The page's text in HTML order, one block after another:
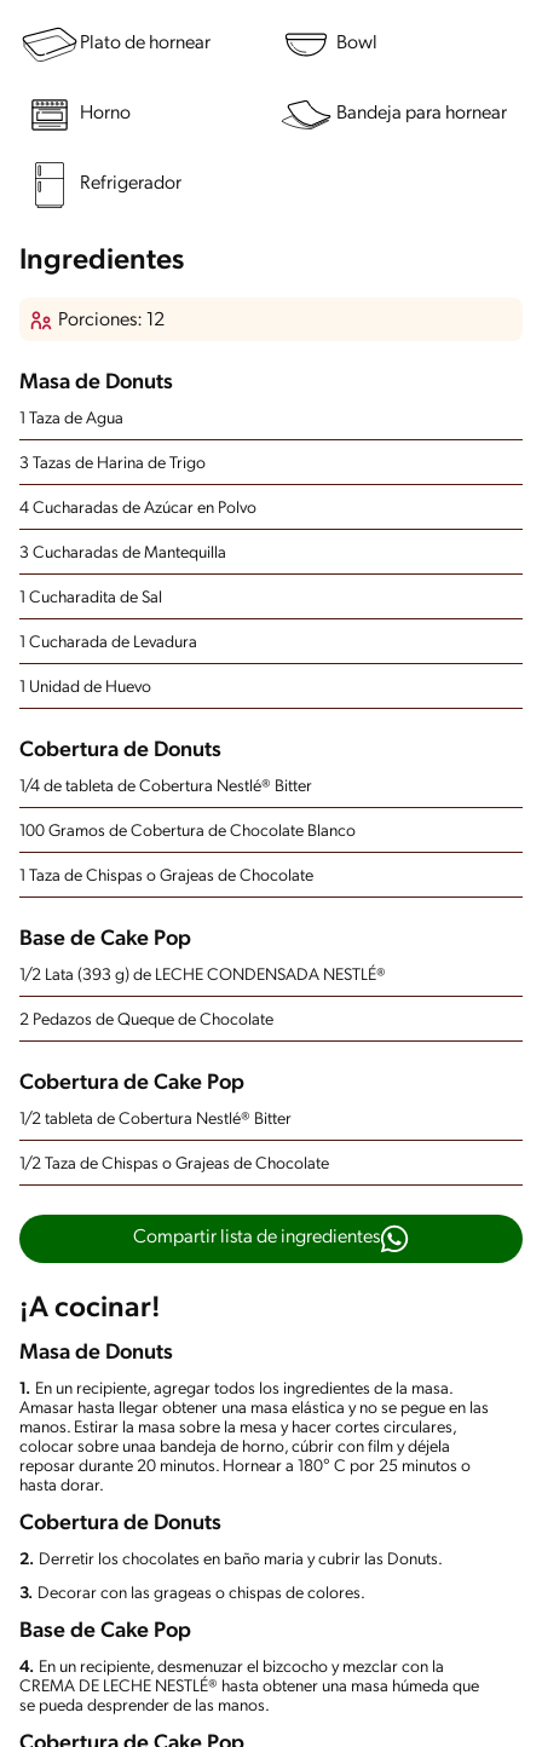
Plato de hornear Bowl
Horno Bandeja para hornear
Refrigerador
Ingredientes
Porciones: 12
Masa de Donuts
1 Taza de Agua
3 Tazas de Harina de Trigo
4 Cucharadas de Azúcar en Polvo
3 Cucharadas de Mantequilla
1 Cucharadita de Sal
1 Cucharada de Levadura
1 Unidad de Huevo
Cobertura de Donuts
1/4 de tableta de Cobertura Nestlé® Bitter
100 Gramos de Cobertura de Chocolate Blanco
1 Taza de Chispas o Grajeas de Chocolate
Base de Cake Pop
1/2 Lata (393 g) de LECHE CONDENSADA NESTLÉ®
2 Pedazos de Queque de Chocolate
Cobertura de Cake Pop
1/2 tableta de Cobertura Nestlé® Bitter
1/2 Taza de Chispas o Grajeas de Chocolate
Compartir lista de ingredientes
¡A cocinar!
Masa de Donuts
1. En un recipiente, agregar todos los ingredientes de la masa.
Amasar hasta llegar obtener una masa elástica y no se pegue en las
manos. Estirar la masa sobre la mesa y hacer cortes circulares,
colocar sobre unaa bandeja de horno, cúbrir con film y déjela
reposar durante 20 minutos. Hornear a 180° C por 25 minutos o
hasta dorar.
Cobertura de Donuts
2. Derretir los chocolates en baño maria y cubrir las Donuts.
3. Decorar con las grageas o chispas de colores.
Base de Cake Pop
4. En un recipiente, desmenuzar el bizcocho y mezclar con la
CREMA DE LECHE NESTLÉ® hasta obtener una masa húmeda que
se pueda desprender de las manos.